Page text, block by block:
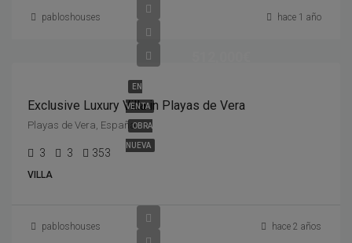
pabloshouses hace 1 año
EN
VENTA
OBRA
NUEVA
Exclusive Luxury Villa in Playas de Vera
Playas de Vera, España
3 3 353
VILLA
pabloshouses hace 2 años